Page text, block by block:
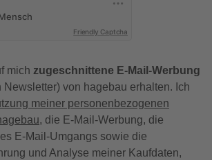
Friendly Captcha
mich zugeschnittene E-Mail-Werbung
Newsletter) von hagebau erhalten. Ich
meiner personenbezogenen
, die E-Mail-Werbung, die
E-Mail-Umgangs sowie die
und Analyse meiner Kaufdaten,